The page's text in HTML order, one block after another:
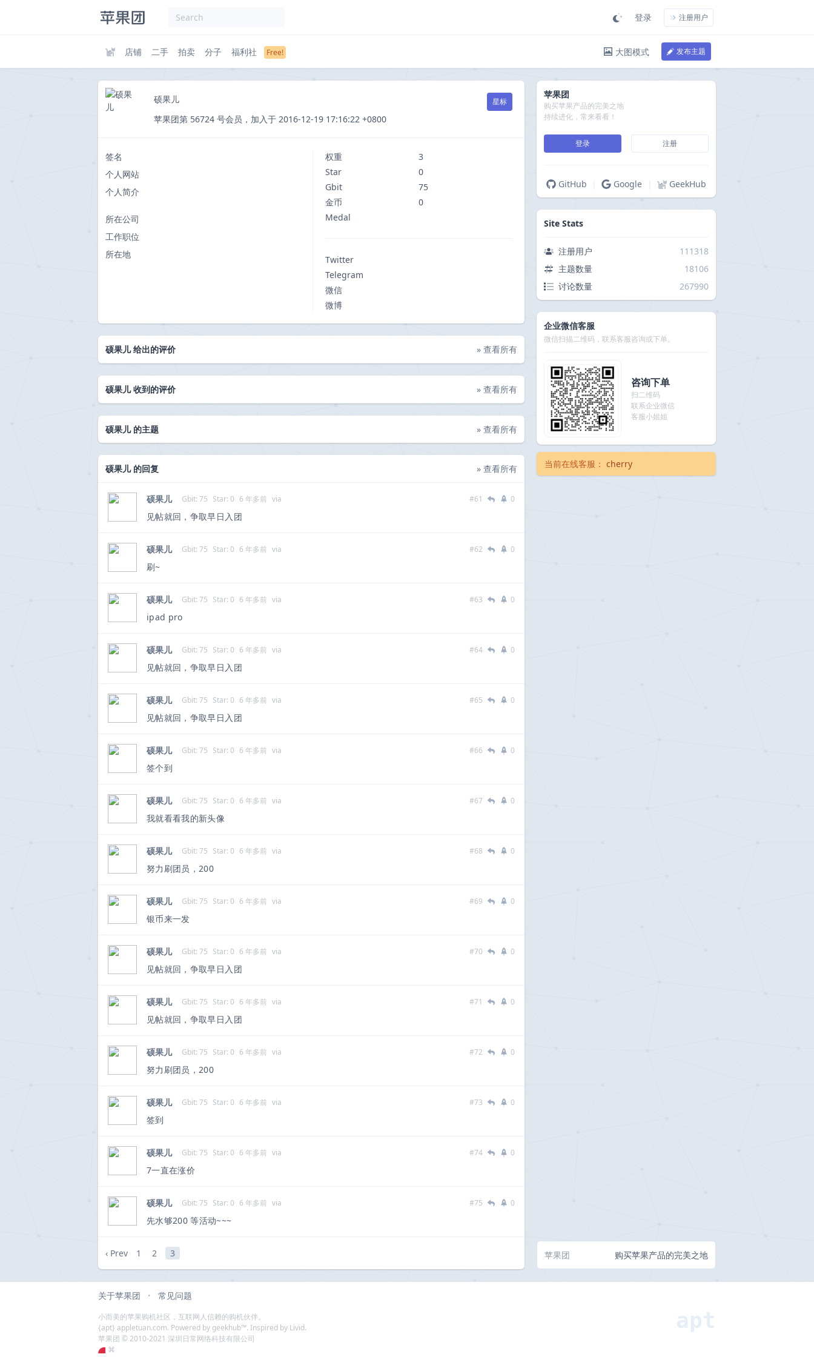
登录 注册用户
店铺 二手 拍卖 分子 福利社 大图模式 发布主题
硕果儿
苹果团第 56724 号会员，加入于 2016-12-19 17:16:22 +0800
星标
签名
个人网站
个人简介
所在公司
工作职位
所在地
权重
3
Star
0
Gbit
75
金币
0
Medal
Twitter
Telegram
微信
微博
硕果儿 给出的评价 » 查看所有
硕果儿 收到的评价 » 查看所有
硕果儿 的主题 » 查看所有
硕果儿 的回复 » 查看所有
硕果儿 Gbit: 75 Star: 0 6 年多前 via #61 0
见帖就回，争取早日入团
硕果儿 Gbit: 75 Star: 0 6 年多前 via #62 0
刷~
硕果儿 Gbit: 75 Star: 0 6 年多前 via #63 0
ipad pro
硕果儿 Gbit: 75 Star: 0 6 年多前 via #64 0
见帖就回，争取早日入团
硕果儿 Gbit: 75 Star: 0 6 年多前 via #65 0
见帖就回，争取早日入团
硕果儿 Gbit: 75 Star: 0 6 年多前 via #66 0
签个到
硕果儿 Gbit: 75 Star: 0 6 年多前 via #67 0
我就看看我的新头像
硕果儿 Gbit: 75 Star: 0 6 年多前 via #68 0
努力刷团员，200
硕果儿 Gbit: 75 Star: 0 6 年多前 via #69 0
银币来一发
硕果儿 Gbit: 75 Star: 0 6 年多前 via #70 0
见帖就回，争取早日入团
硕果儿 Gbit: 75 Star: 0 6 年多前 via #71 0
见帖就回，争取早日入团
硕果儿 Gbit: 75 Star: 0 6 年多前 via #72 0
努力刷团员，200
硕果儿 Gbit: 75 Star: 0 6 年多前 via #73 0
签到
硕果儿 Gbit: 75 Star: 0 6 年多前 via #74 0
7一直在涨价
硕果儿 Gbit: 75 Star: 0 6 年多前 via #75 0
先水够200 等活动~~~
‹ Prev 1 2 3
苹果团
购买苹果产品的完美之地
持续进化，常来看看！
登录 注册
GitHub Google GeekHub
Site Stats
注册用户
111318
主题数量
18106
讨论数量
267990
企业微信客服
微信扫描二维码，联系客服咨询或下单。
咨询下单
扫二维码
联系企业微信
客服小姐姐
当前在线客服： cherry
苹果团 购买苹果产品的完美之地
关于苹果团 • 常见问题
小而美的苹果购机社区，互联网人信赖的购机伙伴。
{apt} appletuan.com. Powered by geekhub™. Inspired by Livid.
苹果团 © 2010-2021 深圳日常网络科技有限公司
⌘